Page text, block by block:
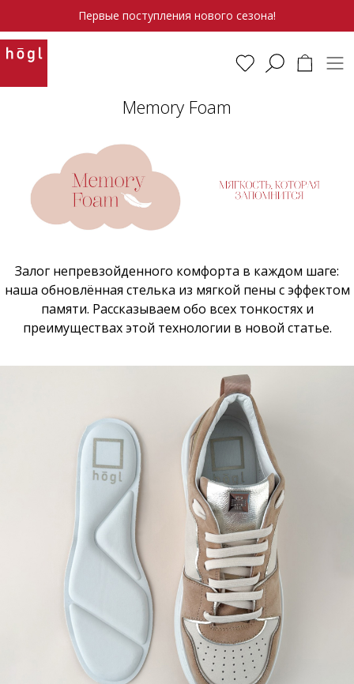
Первые поступления нового сезона!
Memory Foam
Залог непревзойденного комфорта в каждом шаге:
наша обновлённая стелька из мягкой пены с эффектом
памяти. Рассказываем обо всех тонкостях и
преимуществах этой технологии в новой статье.